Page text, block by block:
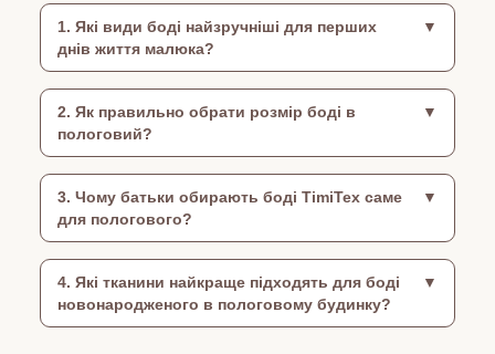
1. Які види боді найзручніші для перших
днів життя малюка?
2. Як правильно обрати розмір боді в
пологовий?
3. Чому батьки обирають боді TimiTex саме
для пологового?
4. Які тканини найкраще підходять для боді
новонародженого в пологовому будинку?